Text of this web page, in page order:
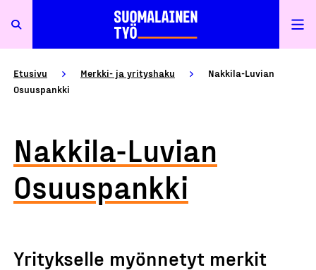
Etusivu Merkki- ja yrityshaku
Nakkila-Luvian
Osuuspankki
Nakkila-Luvian
Osuuspankki
Yritykselle myönnetyt merkit